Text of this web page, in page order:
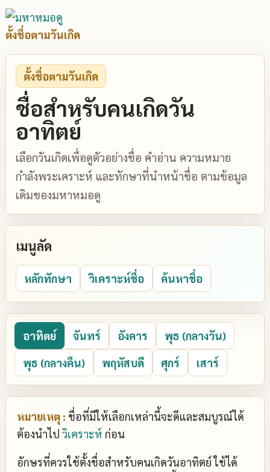
ตั้งชื่อตามวันเกิด
ตั้งชื่อตามวันเกิด
ชื่อสำหรับคนเกิดวัน
อาทิตย์
เลือกวันเกิดเพื่อดูตัวอย่างชื่อ คำอ่าน ความหมาย
กำลังพระเคราะห์ และทักษาที่นำหน้าชื่อ ตามข้อมูล
เดิมของมหาหมอดู
เมนูลัด
หลักทักษา วิเคราะห์ชื่อ ค้นหาชื่อ
อาทิตย์ จันทร์ อังคาร
พุธ (กลางวัน)
พุธ (กลางคืน)
พฤหัสบดี ศุกร์ เสาร์
หมายเหตุ : ชื่อที่มีให้เลือกเหล่านี้จะดีและสมบูรณ์ได้
ต้องนำไป วิเคราะห์ ก่อน
อักษรที่ควรใช้ตั้งชื่อสำหรับคนเกิดวันอาทิตย์ ใช้ได้